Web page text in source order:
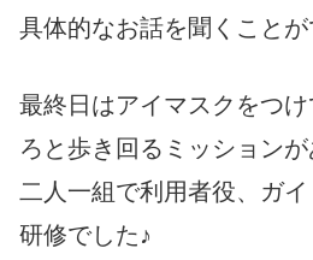
具体的なお話を聞くことが
最終日はアイマスクをつ
ろと歩き回るミッションが
二人一組で利用者役、ガ
研修でした♪